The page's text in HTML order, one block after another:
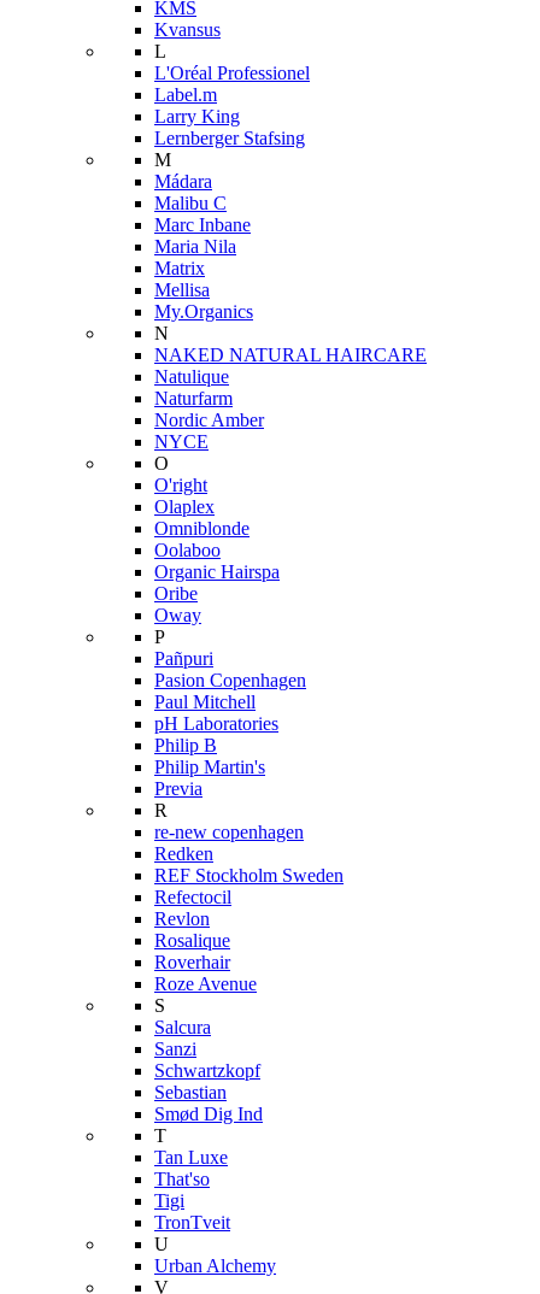
KMS
Kvansus
L
L'Oréal Professionel
Label.m
Larry King
Lernberger Stafsing
M
Mádara
Malibu C
Marc Inbane
Maria Nila
Matrix
Mellisa
My.Organics
N
NAKED NATURAL HAIRCARE
Natulique
Naturfarm
Nordic Amber
NYCE
O
O'right
Olaplex
Omniblonde
Oolaboo
Organic Hairspa
Oribe
Oway
P
Pañpuri
Pasion Copenhagen
Paul Mitchell
pH Laboratories
Philip B
Philip Martin's
Previa
R
re-new copenhagen
Redken
REF Stockholm Sweden
Refectocil
Revlon
Rosalique
Roverhair
Roze Avenue
S
Salcura
Sanzi
Schwartzkopf
Sebastian
Smød Dig Ind
T
Tan Luxe
That'so
Tigi
TronTveit
U
Urban Alchemy
V